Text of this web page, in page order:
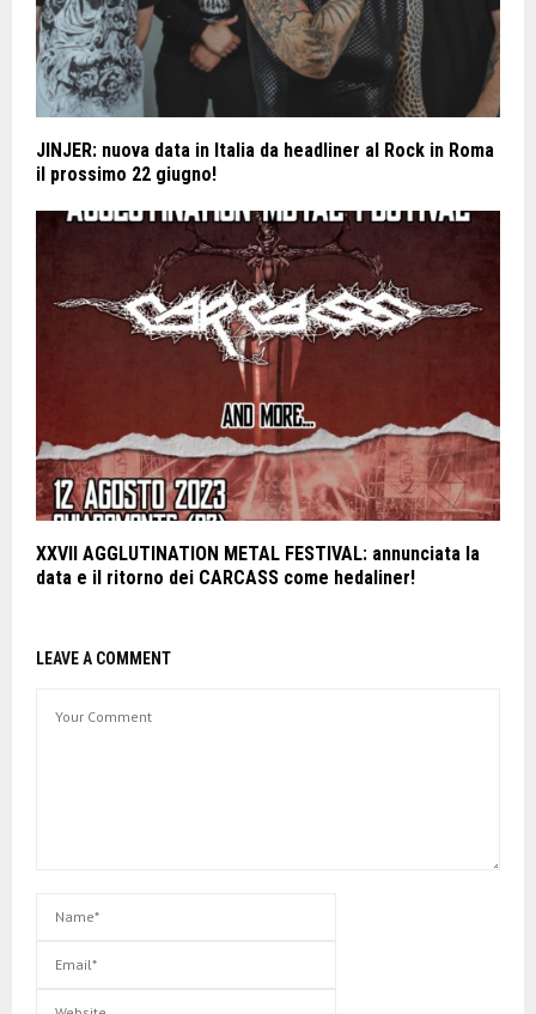
JINJER: nuova data in Italia da headliner al Rock in Roma
il prossimo 22 giugno!
XXVII AGGLUTINATION METAL FESTIVAL: annunciata la
data e il ritorno dei CARCASS come hedaliner!
LEAVE A COMMENT